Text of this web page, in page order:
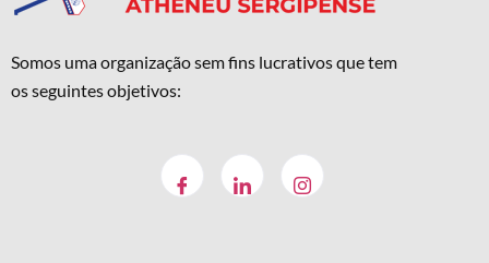
Somos uma organização sem fins lucrativos que tem
os seguintes objetivos: